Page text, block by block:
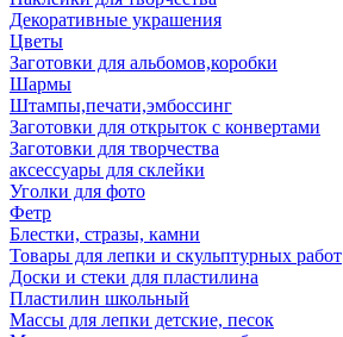
Декоративные украшения
Цветы
Заготовки для альбомов,коробки
Шармы
Штампы,печати,эмбоссинг
Заготовки для открыток с конвертами
Заготовки для творчества
аксессуары для склейки
Уголки для фото
Фетр
Блестки, стразы, камни
Товары для лепки и скульптурных работ
Доски и стеки для пластилина
Пластилин школьный
Массы для лепки детские, песок